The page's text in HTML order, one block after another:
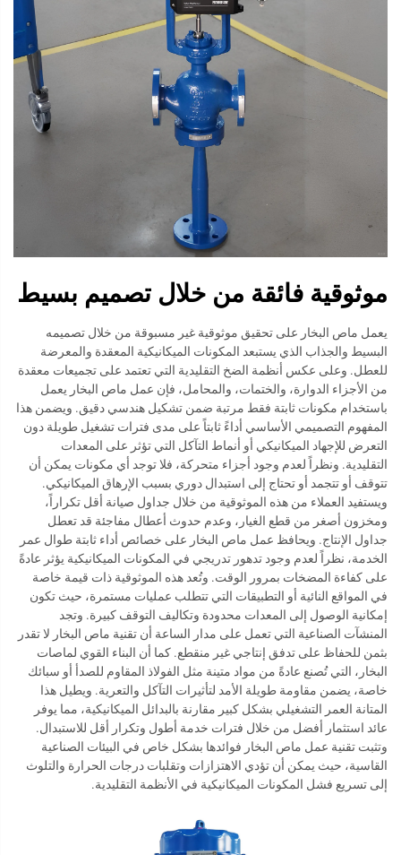
موثوقية فائقة من خلال تصميم بسيط
يعمل ماص البخار على تحقيق موثوقية غير مسبوقة من خلال تصميمه
البسيط والجذاب الذي يستبعد المكونات الميكانيكية المعقدة والمعرضة
للعطل. وعلى عكس أنظمة الضخ التقليدية التي تعتمد على تجميعات معقدة
من الأجزاء الدوارة، والختمات، والمحامل، فإن عمل ماص البخار يعمل
باستخدام مكونات ثابتة فقط مرتبة ضمن تشكيل هندسي دقيق. ويضمن هذا
المفهوم التصميمي الأساسي أداءً ثابتاً على مدى فترات تشغيل طويلة دون
التعرض للإجهاد الميكانيكي أو أنماط التآكل التي تؤثر على المعدات
التقليدية. ونظراً لعدم وجود أجزاء متحركة، فلا توجد أي مكونات يمكن أن
تتوقف أو تتجمد أو تحتاج إلى استبدال دوري بسبب الإرهاق الميكانيكي.
ويستفيد العملاء من هذه الموثوقية من خلال جداول صيانة أقل تكراراً،
ومخزون أصغر من قطع الغيار، وعدم حدوث أعطال مفاجئة قد تعطل
جداول الإنتاج. ويحافظ عمل ماص البخار على خصائص أداء ثابتة طوال عمر
الخدمة، نظراً لعدم وجود تدهور تدريجي في المكونات الميكانيكية يؤثر عادةً
على كفاءة المضخات بمرور الوقت. وتُعد هذه الموثوقية ذات قيمة خاصة
في المواقع النائية أو التطبيقات التي تتطلب عمليات مستمرة، حيث تكون
إمكانية الوصول إلى المعدات محدودة وتكاليف التوقف كبيرة. وتجد
المنشآت الصناعية التي تعمل على مدار الساعة أن تقنية ماص البخار لا تقدر
بثمن للحفاظ على تدفق إنتاجي غير منقطع. كما أن البناء القوي لماصات
البخار، التي تُصنع عادةً من مواد متينة مثل الفولاذ المقاوم للصدأ أو سبائك
خاصة، يضمن مقاومة طويلة الأمد لتأثيرات التآكل والتعرية. ويطيل هذا
المتانة العمر التشغيلي بشكل كبير مقارنة بالبدائل الميكانيكية، مما يوفر
عائد استثمار أفضل من خلال فترات خدمة أطول وتكرار أقل للاستبدال.
وتثبت تقنية عمل ماص البخار فوائدها بشكل خاص في البيئات الصناعية
القاسية، حيث يمكن أن تؤدي الاهتزازات وتقلبات درجات الحرارة والتلوث
إلى تسريع فشل المكونات الميكانيكية في الأنظمة التقليدية.